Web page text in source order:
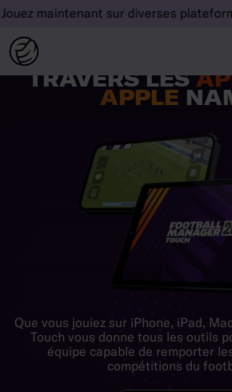
maintenant sur diverses plateformes
CHASSEZ LA
TRAVERS LES
APPLE
Que vous jouiez sur iPhone, iPad,
Touch vous donne tous les outils
équipe capable de remporter
compétitions du